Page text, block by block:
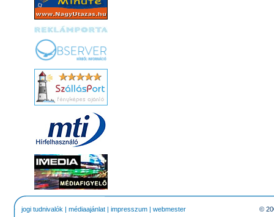
jogi tudnivalók | médiaajánlat | impresszum | webmester ©